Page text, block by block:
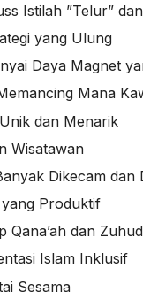
Istilah ”Telur”
yang Ulung
Daya Magnet
Mana
dan Menarik
Wisatawan
Dikecam dan
Produktif
Qana’ah dan Zuhud
Islam Inklusif
Sesama